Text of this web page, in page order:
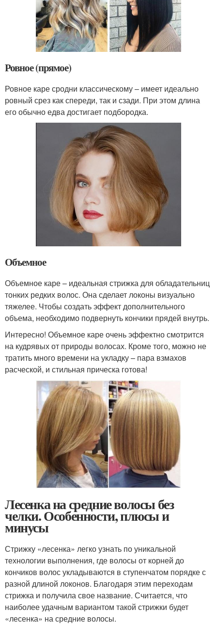
Ровное (прямое)
Ровное каре сродни классическому – имеет идеально
ровный срез как спереди, так и сзади. При этом длина
его обычно едва достигает подбородка.
Объемное
Объемное каре – идеальная стрижка для обладательниц
тонких редких волос. Она сделает локоны визуально
тяжелее. Чтобы создать эффект дополнительного
объема, необходимо подвернуть кончики прядей внутрь.
Интересно! Объемное каре очень эффектно смотрится
на кудрявых от природы волосах. Кроме того, можно не
тратить много времени на укладку – пара взмахов
расческой, и стильная прическа готова!
Лесенка на средние волосы без
челки. Особенности, плюсы и
минусы
Стрижку «лесенка» легко узнать по уникальной
технологии выполнения, где волосы от корней до
кончиков волос укладываются в ступенчатом порядке с
разной длиной локонов. Благодаря этим переходам
стрижка и получила свое название. Считается, что
наиболее удачным вариантом такой стрижки будет
«лесенка» на средние волосы.